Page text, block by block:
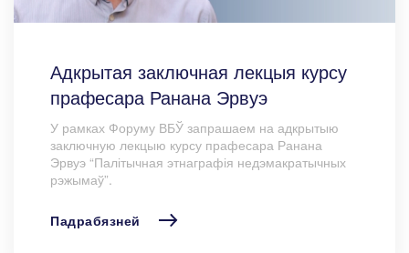
Адкрытая заключная лекцыя курсу
прафесара Ранана Эрвуэ
У рамках Форуму ВБЎ запрашаем на адкрытыю
заключную лекцыю курсу прафесара Ранана
Эрвуэ “Палітычная этнаграфія недэмакратычных
рэжымаў”.
Падрабязней